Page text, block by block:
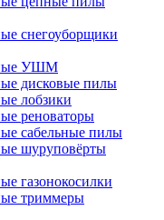
снегоуборщики
УШМ
дисковые пилы
лобзики
реноваторы
сабельные пилы
шуруповёрты
газонокосилки
триммеры